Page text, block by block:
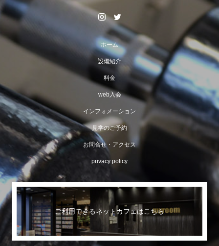
ホーム
設備紹介
料金
web入会
インフォメーション
見学のご予約
お問合せ・アクセス
privacy policy
ご利用できるネットカフェはこちら